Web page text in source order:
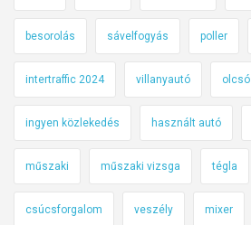
besorolás sávelfogyás poller
intertraffic 2024 villanyautó olcsó
ingyen közlekedés használt autó
műszaki műszaki vizsga tégla
csúcsforgalom veszély mixer